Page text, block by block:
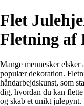
Flet
Fletning af
Mange mennesker
populær dekoration.
håndarbejdskunst, som
dig, hvordan du kan
og skab et unikt julepynt.